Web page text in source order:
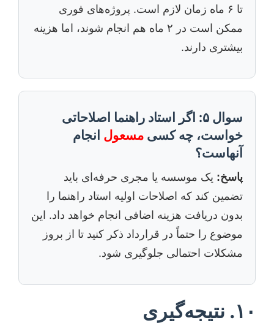
تا ۶ ماه زمان لازم است. پروژه‌های فوری
ممکن است در ۲ ماه هم انجام شوند، اما هزینه
بیشتری دارند.
سوال ۵: اگر استاد راهنما اصلاحاتی
خواست، چه کسی مسعول انجام
آنهاست؟
پاسخ: یک موسسه یا مجری حرفه‌ای باید
تضمین کند که اصلاحات اولیه استاد راهنما را
بدون دریافت هزینه اضافی انجام خواهد داد. این
موضوع را حتماً در قرارداد ذکر کنید تا از بروز
مشکلات احتمالی جلوگیری شود.
۱۰. نتیجه‌گیری